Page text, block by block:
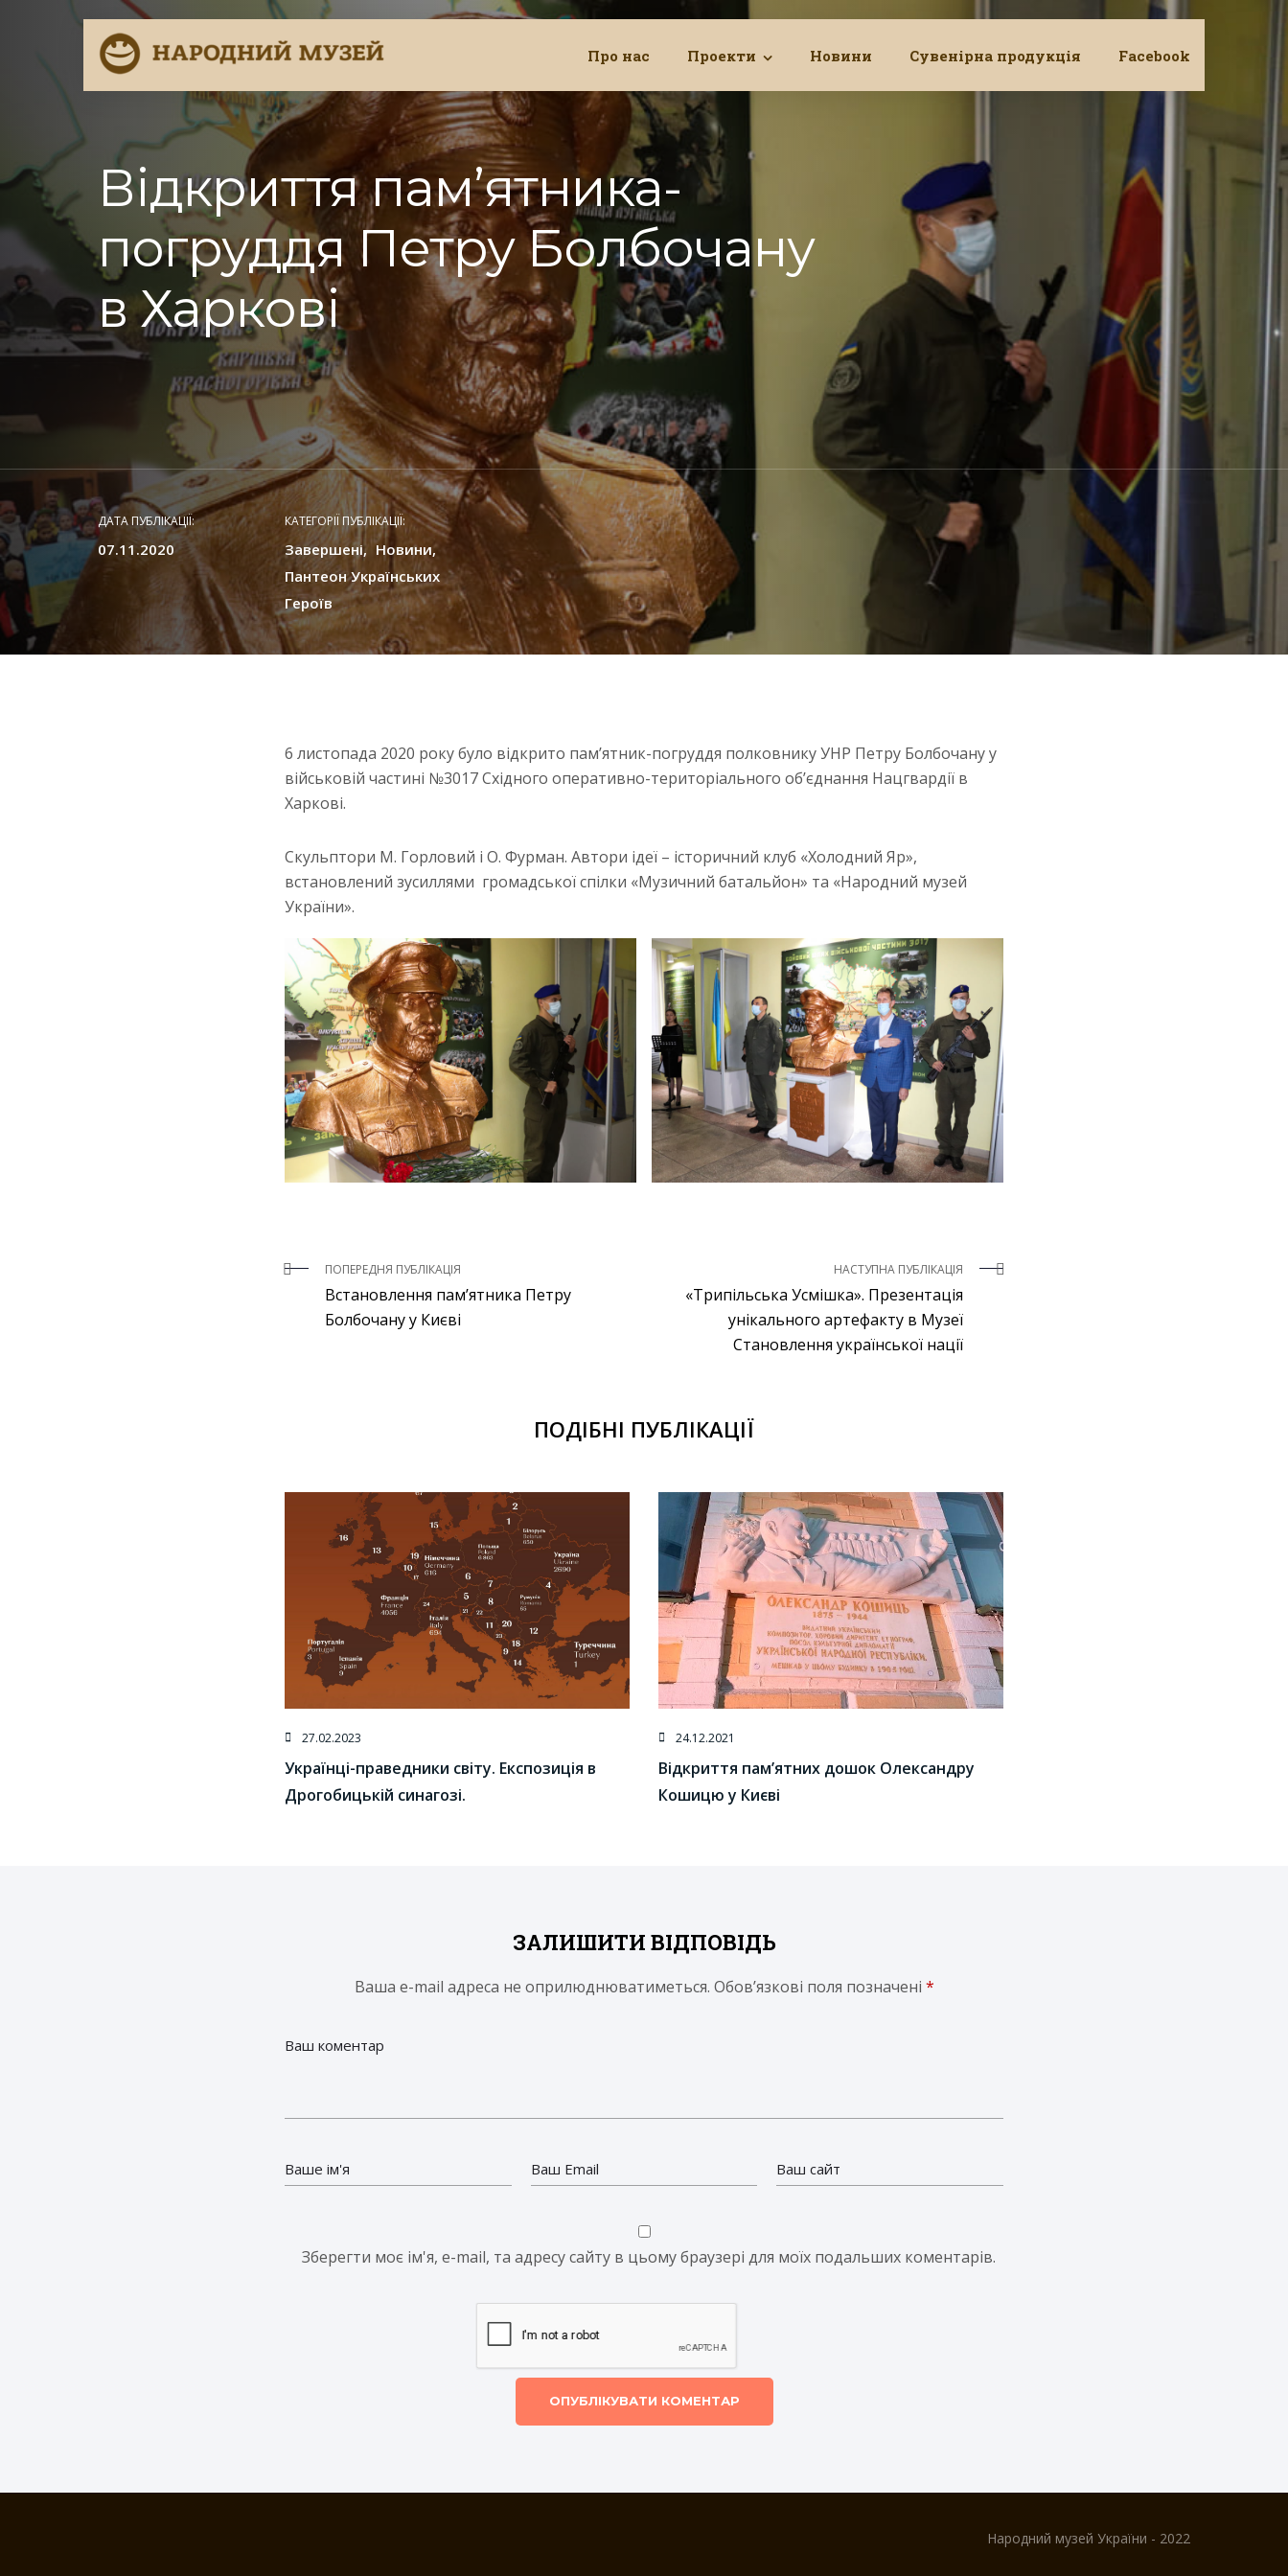
Про нас Проекти Новини Сувенірна продукція Facebook
Відкриття пам’ятника-
погруддя Петру Болбочану
в Харкові
ДАТА ПУБЛІКАЦІЇ:
07.11.2020
КАТЕГОРІЇ ПУБЛІКАЦІЇ:
Завершені
Новини
Пантеон Українських
Героїв
6 листопада 2020 року було відкрито пам’ятник-погруддя полковнику УНР Петру Болбочану у
військовій частині №3017 Східного оперативно-територіального об’єднання Нацгвардії в
Харкові.
Скульптори М. Горловий і О. Фурман. Автори ідеї – історичний клуб «Холодний Яр»,
встановлений зусиллями громадської спілки «Музичний батальйон» та «Народний музей
України».
ПОПЕРЕДНЯ ПУБЛІКАЦІЯ
Встановлення пам’ятника Петру
Болбочану у Києві
НАСТУПНА ПУБЛІКАЦІЯ
«Трипільська Усмішка». Презентація
унікального артефакту в Музеї
Становлення української нації
ПОДІБНІ ПУБЛІКАЦІЇ
27.02.2023
Українці-праведники світу. Експозиція в
Дрогобицькій синагозі.
24.12.2021
Відкриття пам’ятних дошок Олександру
Кошицю у Києві
ЗАЛИШИТИ ВІДПОВІДЬ
Ваша e-mail адреса не оприлюднюватиметься. Обов’язкові поля позначені *
Зберегти моє ім'я, e-mail, та адресу сайту в цьому браузері для моїх подальших коментарів.
ОПУБЛІКУВАТИ КОМЕНТАР
Народний музей України - 2022